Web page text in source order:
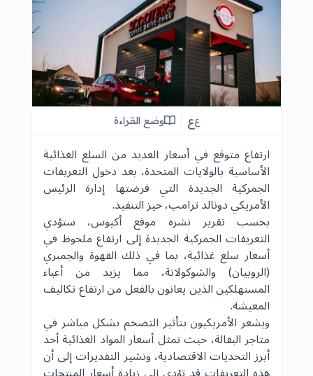
عع وضع القراءة
ارتفاع متوقع في أسعار العديد من السلع الغذائية
الأساسية بالولايات المتحدة، بعد دخول التعريفات
الجمركية الجديدة التي فرضتها إدارة الرئيس
الأمريكي دونالد ترامب، حيز التنفيذ.
بحسب تقرير نشره موقع أكيوس، ستؤدي
التعريفات الجمركية الجديدة إلى ارتفاع ملحوظ في
أسعار سلع غذائية، بما في ذلك القهوة والجمبري
(الروبيان) والشوكولاتة، مما يزيد من أعباء
المستهلكين الذين يعانون بالفعل من ارتفاع تكاليف
المعيشة.
ويشعر الأمريكيون بتأثير التضخم بشكل مباشر في
متاجر البقالة، حيث تمثل أسعار المواد الغذائية أحد
أبرز التحديات الاقتصادية، وتشير التقديرات إلى أن